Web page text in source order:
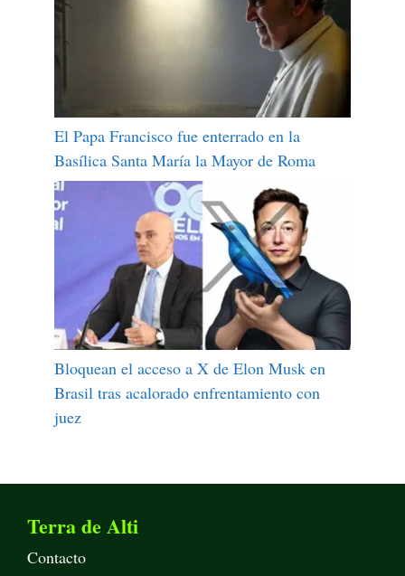
El Papa Francisco fue enterrado en la
Basílica Santa María la Mayor de Roma
Bloquean el acceso a X de Elon Musk en
Brasil tras acalorado enfrentamiento con
juez
Terra de Alti
Contacto